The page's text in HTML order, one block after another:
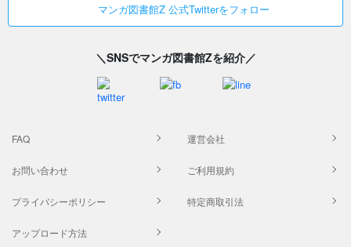
マンガ図書館Z 公式Twitterをフォロー
＼SNSでマンガ図書館Zを紹介／
FAQ 運営会社
お問い合わせ ご利用規約
プライバシーポリシー 特定商取引法
アップロード方法